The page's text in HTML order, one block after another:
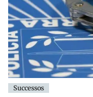
Successos